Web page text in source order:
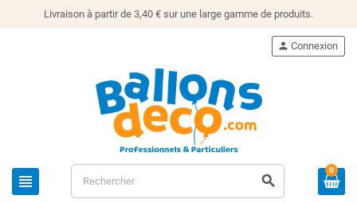
Livraison à partir de 3,40 € sur une large gamme de produits.
view_headline search
person Connexion
0